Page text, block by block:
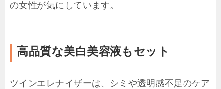
の女性が気にしています。
高品質な美白美容液もセット
ツインエレナイザーは、シミや透明感不足のケア